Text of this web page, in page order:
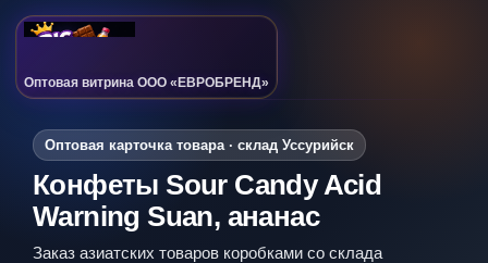
Оптовая витрина ООО «ЕВРОБРЕНД»
Оптовая карточка товара · склад Уссурийск
Конфеты Sour Candy Acid
Warning Suan, ананас
Заказ азиатских товаров коробками со склада